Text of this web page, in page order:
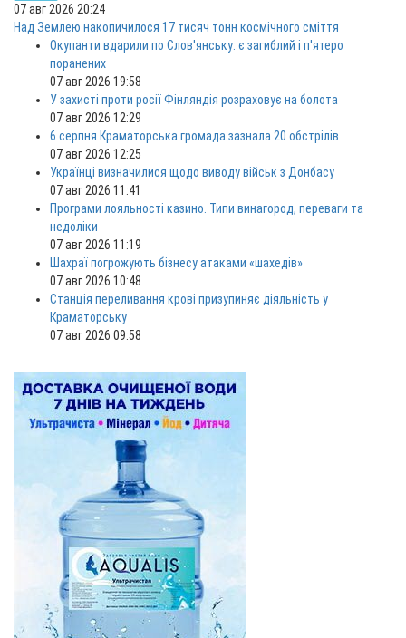
07 авг 2026 20:24
Над Землею накопичилося 17 тисяч тонн космічного сміття
Окупанти вдарили по Слов'янську: є загиблий і п'ятеро
поранених
07 авг 2026 19:58
У захисті проти росії Фінляндія розраховує на болота
07 авг 2026 12:29
6 серпня Краматорська громада зазнала 20 обстрілів
07 авг 2026 12:25
Українці визначилися щодо виводу військ з Донбасу
07 авг 2026 11:41
Програми лояльності казино. Типи винагород, переваги та
недоліки
07 авг 2026 11:19
Шахраї погрожують бізнесу атаками «шахедів»
07 авг 2026 10:48
Станція переливання крові призупиняє діяльність у
Краматорську
07 авг 2026 09:58